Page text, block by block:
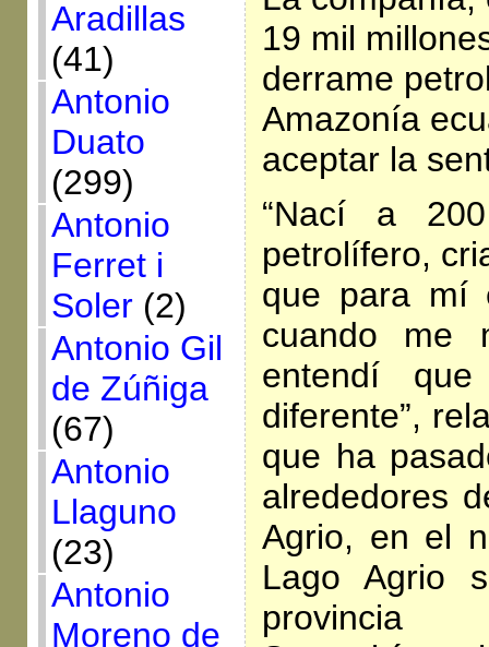
Aradillas
(41)
Antonio
Duato
(299)
Antonio
Ferret i
Soler(2)
Antonio Gil
de Zúñiga
(67)
Antonio
Llaguno
(23)
Antonio
Moreno de
19 mil
derrame
Amazonía
aceptar la
“Nací a
petrolífero,
que para mí
cuando me
entendí
diferente”,
que ha
alrededores
Agrio, en el
Lago Agrio
provincia